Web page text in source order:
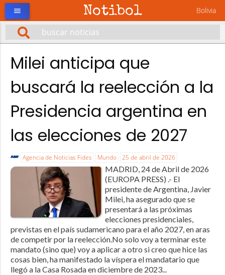
Notibol Bolivia
menu
Milei anticipa que
buscará la reelección a la
Presidencia argentina en
las elecciones de 2027
Agencia de Noticias Fides Mundo 25 de abril de 2026
MADRID, 24 de Abril de 2026
(EUROPA PRESS) .- El
presidente de Argentina, Javier
Milei, ha asegurado que se
presentará a las próximas
elecciones presidenciales,
previstas en el país sudamericano para el año 2027, en aras
de competir por la reelección.No solo voy a terminar este
mandato (sino que) voy a aplicar a otro si creo que hice las
cosas bien, ha manifestado la víspera el mandatario que
llegó a la Casa Rosada en diciembre de 2023...